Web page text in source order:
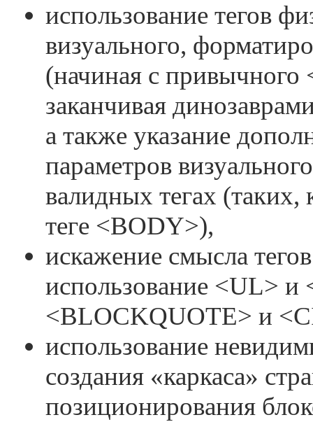
использование тегов
визуального,
(начиная с
заканчивая
а также указание
параметров
валидных тегах
теге <BODY>),
искажение смысла
использование <UL> и
<BLOCKQUOTE> и
использование
создания «каркаса»
позиционирования